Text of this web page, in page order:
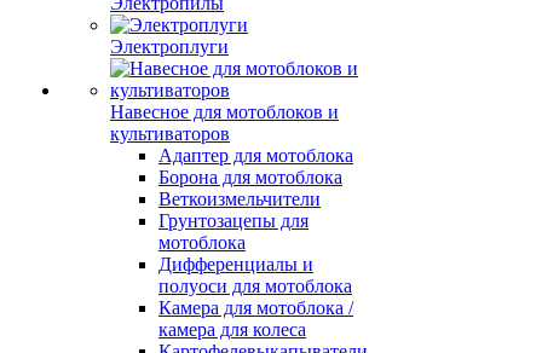
Электроплуги
Навесное для мотоблоков и
культиваторов
Адаптер для мотоблока
Борона для мотоблока
Веткоизмельчители
Грунтозацепы для
мотоблока
Дифференциалы и
полуоси для мотоблока
Камера для мотоблока /
камера для колеса